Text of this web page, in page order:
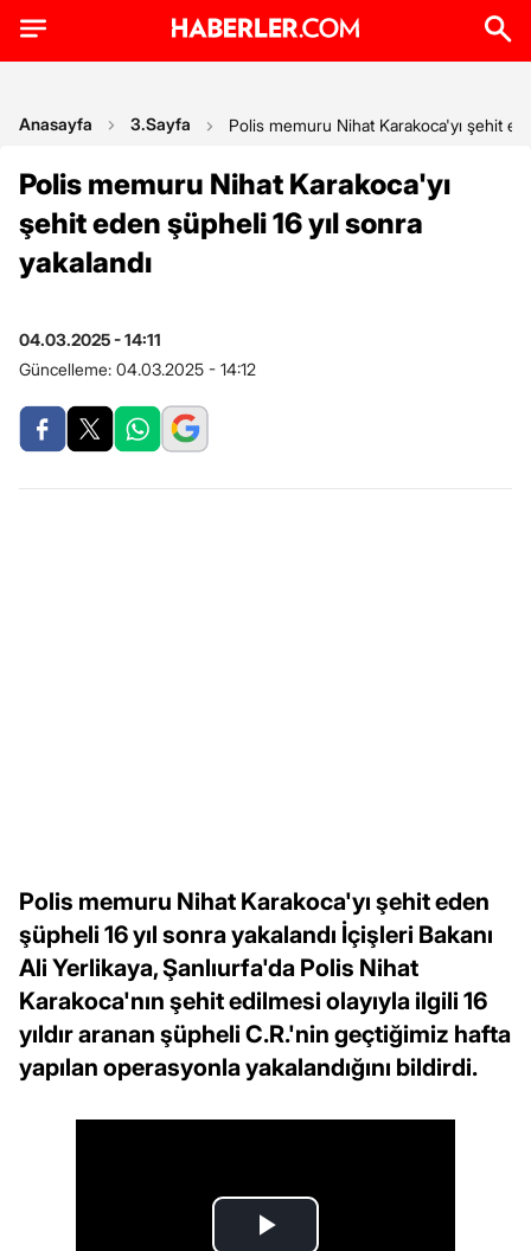
Anasayfa 3.Sayfa Polis memuru Nihat Karakoca'yı şehit
Polis memuru Nihat Karakoca'yı
şehit eden şüpheli 16 yıl sonra
yakalandı
04.03.2025 - 14:11
Güncelleme: 04.03.2025 - 14:12
Polis memuru Nihat Karakoca'yı şehit eden
şüpheli 16 yıl sonra yakalandı İçişleri Bakanı
Ali Yerlikaya, Şanlıurfa'da Polis Nihat
Karakoca'nın şehit edilmesi olayıyla ilgili 16
yıldır aranan şüpheli C.R.'nin geçtiğimiz hafta
yapılan operasyonla yakalandığını bildirdi.